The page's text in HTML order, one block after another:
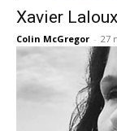
Xavier
Colin McGregor - 27